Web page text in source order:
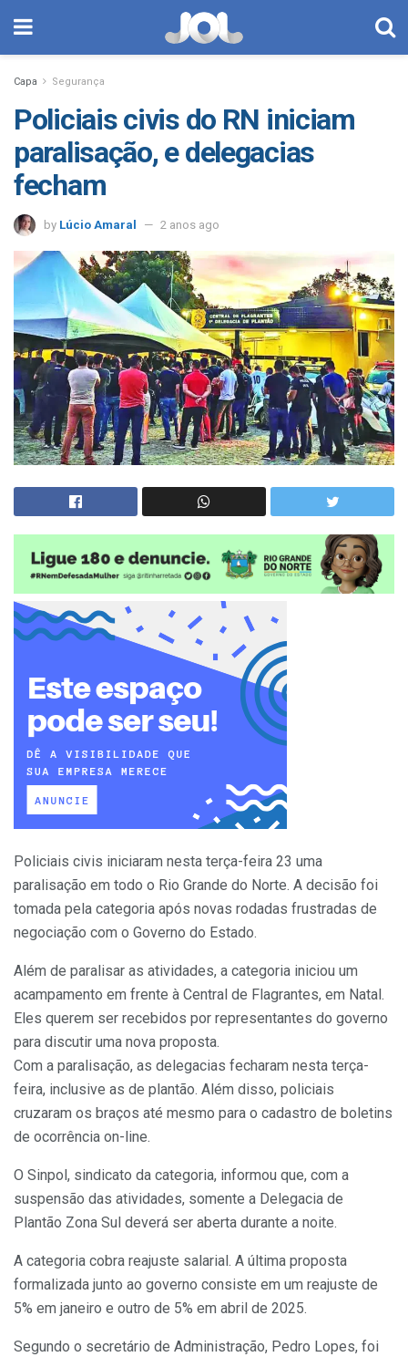
Capa Segurança
Policiais civis do RN iniciam
paralisação, e delegacias
fecham
by Lúcio Amaral 2 anos ago
Policiais civis iniciaram nesta terça-feira 23 uma
paralisação em todo o Rio Grande do Norte. A decisão foi
tomada pela categoria após novas rodadas frustradas de
negociação com o Governo do Estado.
Além de paralisar as atividades, a categoria iniciou um
acampamento em frente à Central de Flagrantes, em Natal.
Eles querem ser recebidos por representantes do governo
para discutir uma nova proposta.
Com a paralisação, as delegacias fecharam nesta terça-
feira, inclusive as de plantão. Além disso, policiais
cruzaram os braços até mesmo para o cadastro de boletins
de ocorrência on-line.
O Sinpol, sindicato da categoria, informou que, com a
suspensão das atividades, somente a Delegacia de
Plantão Zona Sul deverá ser aberta durante a noite.
A categoria cobra reajuste salarial. A última proposta
formalizada junto ao governo consiste em um reajuste de
5% em janeiro e outro de 5% em abril de 2025.
Segundo o secretário de Administração, Pedro Lopes, foi